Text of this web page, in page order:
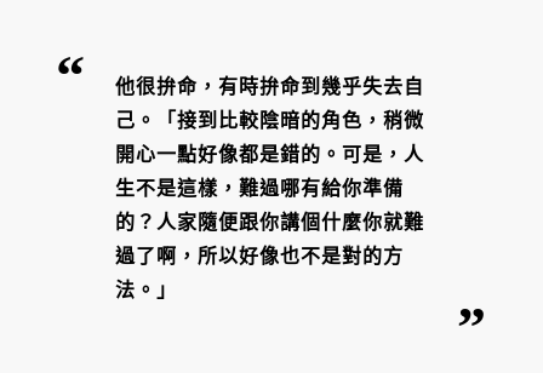
他很拚命，有時拚命到幾乎失去自
己。「接到比較陰暗的角色，稍微
開心一點好像都是錯的。可是，人
生不是這樣，難過哪有給你準備
的？人家隨便跟你講個什麼你就難
過了啊，所以好像也不是對的方
法。」